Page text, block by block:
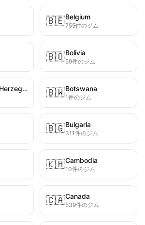
🇧🇪Belgium
755件のジム
🇧🇴Bolivia
59件のジム
Bosnia and Herzegovina 🇧🇼Botswana
1件のジム
🇧🇬Bulgaria
311件のジム
🇰🇭Cambodia
10件のジム
🇨🇦Canada
539件のジム